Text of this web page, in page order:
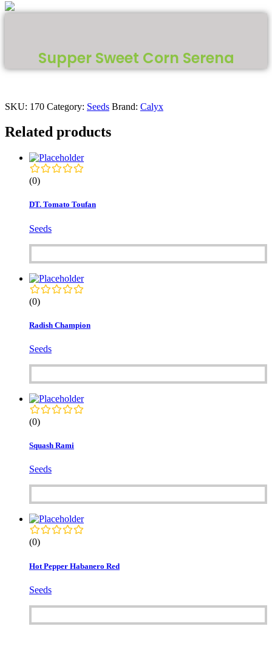
Supper Sweet Corn Serena
SKU: 170 Category: Seeds Brand: Calyx
Related products
(0)
DT. Tomato Toufan
Seeds
(0)
Radish Champion
Seeds
(0)
Squash Rami
Seeds
(0)
Hot Pepper Habanero Red
Seeds